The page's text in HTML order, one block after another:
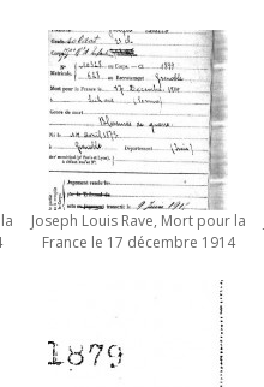
Joseph Louis Rave, Mort pour la
France le 17 décembre 1914